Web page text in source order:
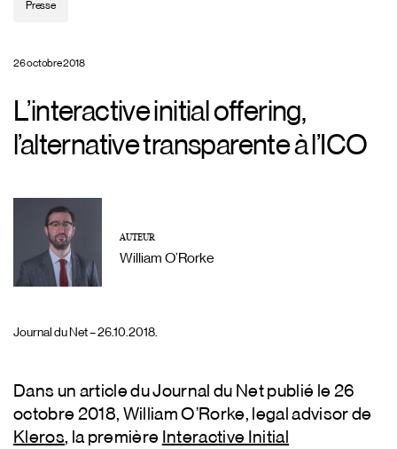
Presse
26 octobre 2018
L’interactive initial offering,
l’alternative transparente à l’ICO
AUTEUR
William O’Rorke
Journal du Net – 26.10.2018.
Dans un article du Journal du Net publié le 26
octobre 2018, William O’Rorke, legal advisor de
Kleros, la première Interactive Initial